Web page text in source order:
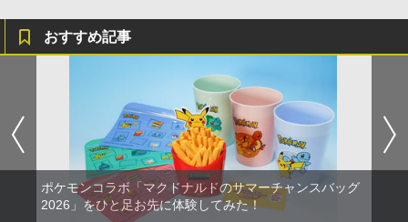
おすすめ記事
ポケモンコラボ「マクドナルドのサマーチャンスバッグ
2026」をひと足お先に体験してみた！